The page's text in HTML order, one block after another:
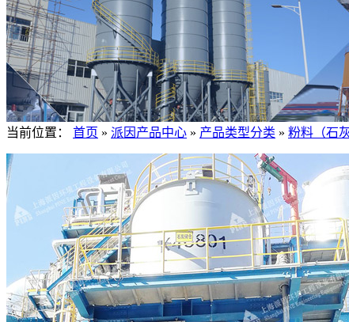
当前位置： 首页 » 派因产品中心 » 产品类型分类 » 粉料（石